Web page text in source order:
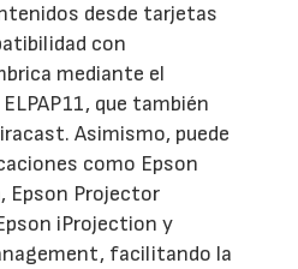
desde tarjetas
con
mediante el
que también
Asimismo, puede
como Epson
Epson Projector
iProjection y
facilitando la